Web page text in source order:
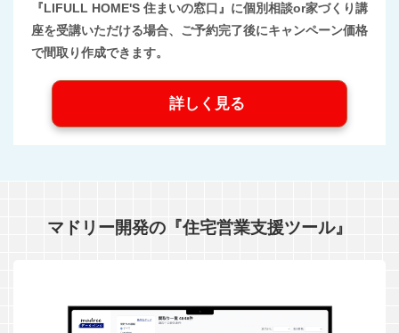
『LIFULL HOME'S 住まいの窓口』に個別相談or家づくり講
座を受講いただける場合、ご予約完了後にキャンペーン価格
で間取り作成できます。
詳しく見る
マドリー開発の『住宅営業支援ツール』